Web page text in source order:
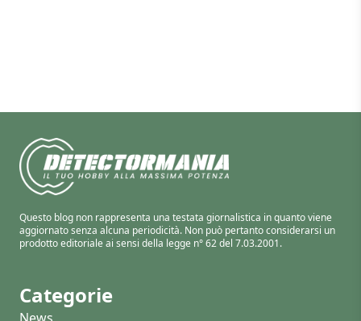
Questo blog non rappresenta una testata giornalistica in quanto viene
aggiornato senza alcuna periodicità. Non può pertanto considerarsi un
prodotto editoriale ai sensi della legge n° 62 del 7.03.2001.
Categorie